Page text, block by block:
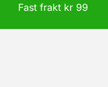
frakt kr 99